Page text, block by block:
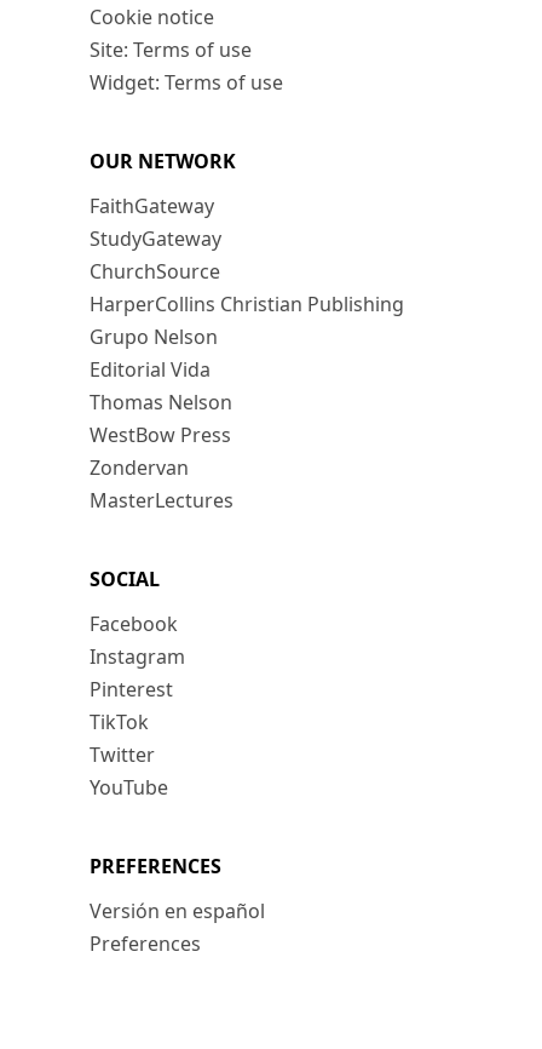
Cookie notice
Site: Terms of use
Widget: Terms of use
OUR NETWORK
FaithGateway
StudyGateway
ChurchSource
HarperCollins Christian Publishing
Grupo Nelson
Editorial Vida
Thomas Nelson
WestBow Press
Zondervan
MasterLectures
SOCIAL
Facebook
Instagram
Pinterest
TikTok
Twitter
YouTube
PREFERENCES
Versión en español
Preferences